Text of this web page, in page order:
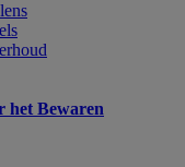
het Bewaren